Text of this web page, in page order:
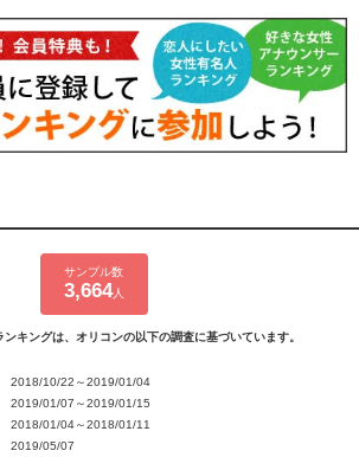
サンプル数
3,664人
キングは、オリコンの以下の調査に基づいています。
2018/10/22～2019/01/04
2019/01/07～2019/01/15
2018/01/04～2018/01/11
2019/05/07